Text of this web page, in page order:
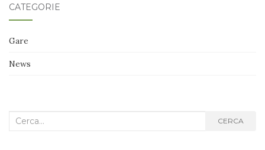
CATEGORIE
Gare
News
Cerca
CERCA